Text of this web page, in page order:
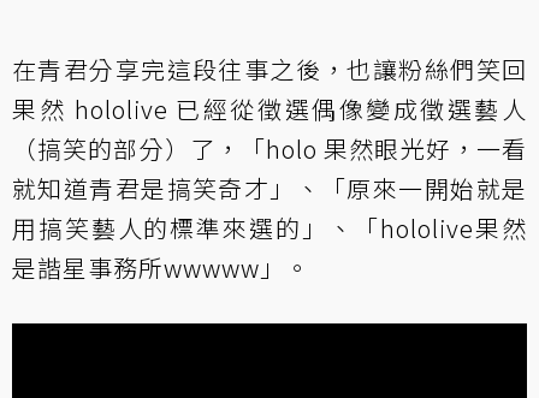
在青君分享完這段往事之後，也讓粉絲們笑回
果然 hololive 已經從徵選偶像變成徵選藝人
（搞笑的部分）了，「holo 果然眼光好，一看
就知道青君是搞笑奇才」、「原來一開始就是
用搞笑藝人的標準來選的」、「hololive果然
是諧星事務所wwwww」。